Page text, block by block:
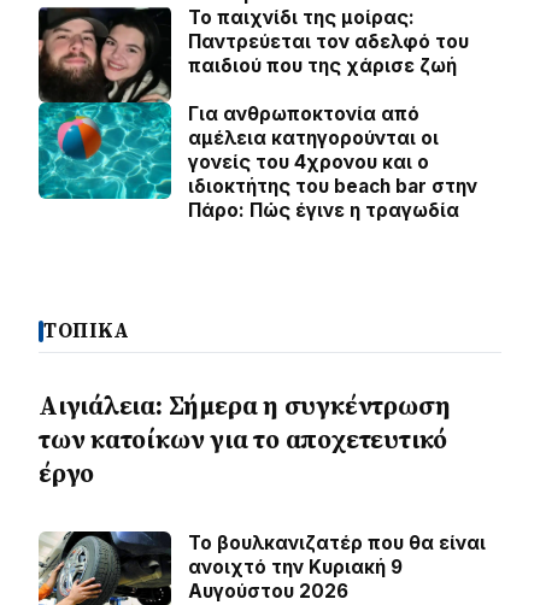
Το παιχνίδι της μοίρας:
Παντρεύεται τον αδελφό του
παιδιού που της χάρισε ζωή
Για ανθρωποκτονία από
αμέλεια κατηγορούνται οι
γονείς του 4χρονου και ο
ιδιοκτήτης του beach bar στην
Πάρο: Πώς έγινε η τραγωδία
ΤΟΠΙΚΑ
Αιγιάλεια: Σήμερα η συγκέντρωση
των κατοίκων για το αποχετευτικό
έργο
Το βουλκανιζατέρ που θα είναι
ανοιχτό την Κυριακή 9
Αυγούστου 2026